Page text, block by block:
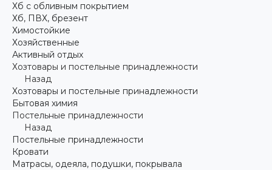
Хб с обливным покрытием
Хб, ПВХ, брезент
Химостойкие
Хозяйственные
Активный отдых
Хозтовары и постельные принадлежности
Назад
Хозтовары и постельные принадлежности
Бытовая химия
Постельные принадлежности
Назад
Постельные принадлежности
Кровати
Матрасы, одеяла, подушки, покрывала